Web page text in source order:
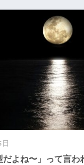
だよね〜」って言わ